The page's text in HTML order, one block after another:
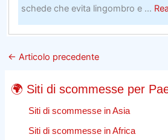
schede che evita lingombro e ...
← Articolo precedente
🌍 Siti di scommesse per
Siti di scommesse in Asia
Siti di scommesse in Africa